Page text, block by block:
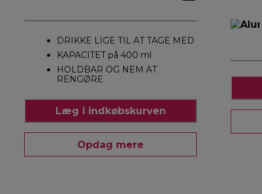
DRIKKE LIGE TIL AT TAGE MED
KAPACITET på 400 ml
HOLDBAR OG NEM AT
RENGØRE
Læg i indkøbskurven
Opdag mere